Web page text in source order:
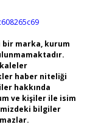
marka, kurum
haber niteliği
hakkında
ve kişiler ile isim
bilgiler